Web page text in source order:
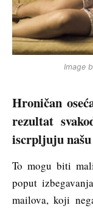
Image
Hroničan
rezultat
iscrpljuju
To mogu biti
poput
mailova, koji